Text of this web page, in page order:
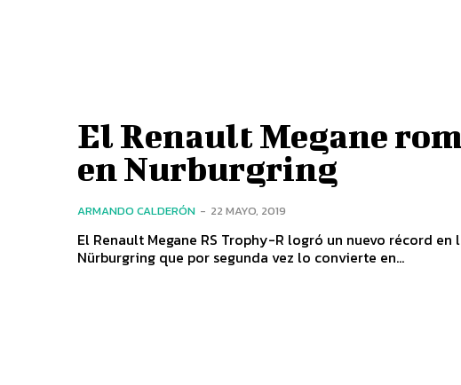
El Renault Megane
en Nurburgring
ARMANDO CALDERÓN - 22 MAYO, 2019
El Renault Megane RS Trophy-R logró un nuevo récord
Nürburgring que por segunda vez lo convierte en...